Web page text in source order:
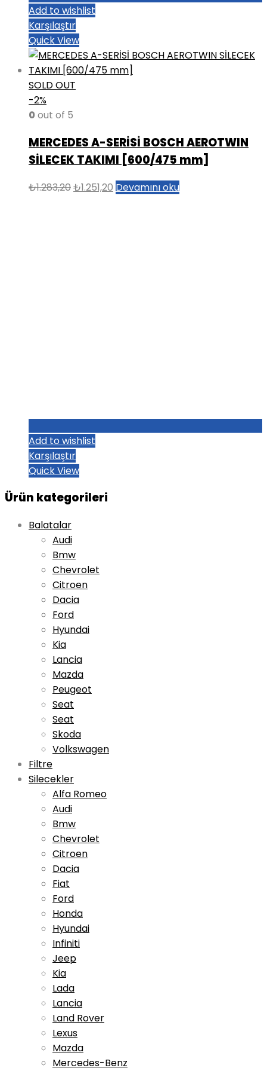
Add to wishlist
Karşılaştır
Quick View
SOLD OUT
-2%
0 out of 5
MERCEDES A-SERİSİ BOSCH AEROTWIN
SİLECEK TAKIMI [600/475 mm]
₺1.283,20Orijinal
₺1.251,20 Şu
Devamını oku
Add to wishlist
Karşılaştır
Quick View
Ürün kategorileri
Balatalar
Audi
Bmw
Chevrolet
Citroen
Dacia
Ford
Hyundai
Kia
Lancia
Mazda
Peugeot
Seat
Seat
Skoda
Volkswagen
Filtre
Silecekler
Alfa Romeo
Audi
Bmw
Chevrolet
Citroen
Dacia
Fiat
Ford
Honda
Hyundai
Infiniti
Jeep
Kia
Lada
Lancia
Land Rover
Lexus
Mazda
Mercedes-Benz